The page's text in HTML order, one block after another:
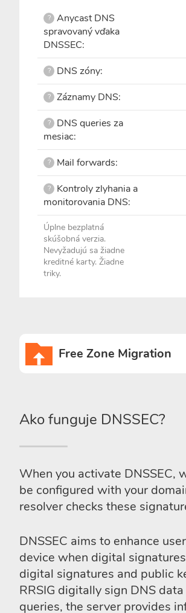
?
Anycast DNS
spravovaný vďaka
DNSSEC:
? DNS zóny:
? Záznamy DNS:
?
DNS queries za
mesiac:
? Mail forwards:
?
Kontroly zlyhania a
monitorovania DNS:
Úplne bezplatná
skúšobná verzia.
Nevyžadujú sa žiadne
kreditné karty. Žiadne
triky.
Free Zone Migration
Ako funguje DNSSEC?
When you activate DNSSEC,
be configured with your
resolver checks these
DNSSEC aims to enhance
device when digital
digital signatures and public
RRSIG digitally sign DNS
queries, the server provides